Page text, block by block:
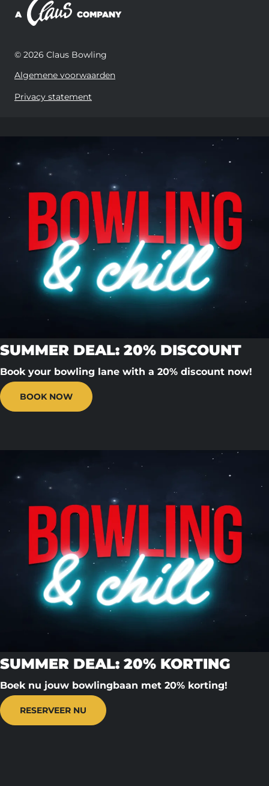
© 2026 Claus Bowling
Algemene voorwaarden
Privacy statement
SUMMER DEAL: 20% DISCOUNT
Book your bowling lane with a 20% discount now!
BOOK NOW
SUMMER DEAL: 20% KORTING
Boek nu jouw bowlingbaan met 20% korting!
RESERVEER NU